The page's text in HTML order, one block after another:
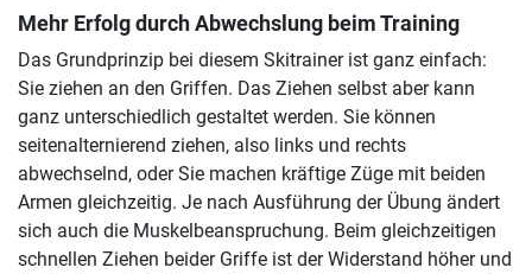
Mehr Erfolg durch Abwechslung beim Training
Das Grundprinzip bei diesem Skitrainer ist ganz einfach:
Sie ziehen an den Griffen. Das Ziehen selbst aber kann
ganz unterschiedlich gestaltet werden. Sie können
seitenalternierend ziehen, also links und rechts
abwechselnd, oder Sie machen kräftige Züge mit beiden
Armen gleichzeitig. Je nach Ausführung der Übung ändert
sich auch die Muskelbeanspruchung. Beim gleichzeitigen
schnellen Ziehen beider Griffe ist der Widerstand höher und